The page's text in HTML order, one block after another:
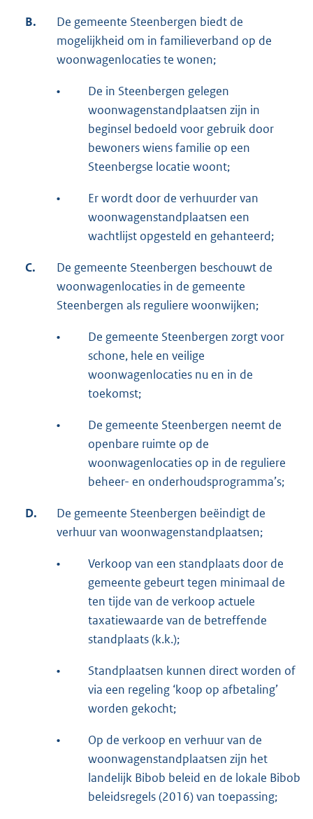
B.
De gemeente Steenbergen biedt de
mogelijkheid om in familieverband op de
woonwagenlocaties te wonen;
•
De in Steenbergen gelegen
woonwagenstandplaatsen zijn in
beginsel bedoeld voor gebruik door
bewoners wiens familie op een
Steenbergse locatie woont;
•
Er wordt door de verhuurder van
woonwagenstandplaatsen een
wachtlijst opgesteld en gehanteerd;
C.
De gemeente Steenbergen beschouwt de
woonwagenlocaties in de gemeente
Steenbergen als reguliere woonwijken;
•
De gemeente Steenbergen zorgt voor
schone, hele en veilige
woonwagenlocaties nu en in de
toekomst;
•
De gemeente Steenbergen neemt de
openbare ruimte op de
woonwagenlocaties op in de reguliere
beheer- en onderhoudsprogramma’s;
D.
De gemeente Steenbergen beëindigt de
verhuur van woonwagenstandplaatsen;
•
Verkoop van een standplaats door de
gemeente gebeurt tegen minimaal de
ten tijde van de verkoop actuele
taxatiewaarde van de betreffende
standplaats (k.k.);
•
Standplaatsen kunnen direct worden of
via een regeling ‘koop op afbetaling’
worden gekocht;
•
Op de verkoop en verhuur van de
woonwagenstandplaatsen zijn het
landelijk Bibob beleid en de lokale Bibob
beleidsregels (2016) van toepassing;